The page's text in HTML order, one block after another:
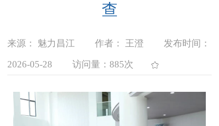
查
来源： 魅力昌江 作者： 王澄 发布时间：
2026-05-28 访问量： 885次